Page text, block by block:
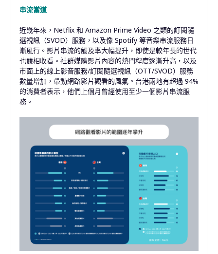
串流當道
近幾年來，Netflix 和 Amazon Prime Video 之類的訂閱隨
選視訊（SVOD）服務，以及像 Spotify 等音樂串流服務日
漸風行。影片串流的觸及率大幅提升，即使是較年長的世代
也競相收看。社群媒體影片內容的熱門程度逐漸升高，以及
市面上的線上影音服務/訂閱隨選視訊（OTT/SVOD）服務
數量增加，帶動網路影片觀看的風氣。台港兩地有超過 94%
的消費者表示，他們上個月曾經使用至少一個影片串流服
務。